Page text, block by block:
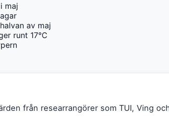
maj
av maj
runt 17°C
från researrangörer som TUI, Ving